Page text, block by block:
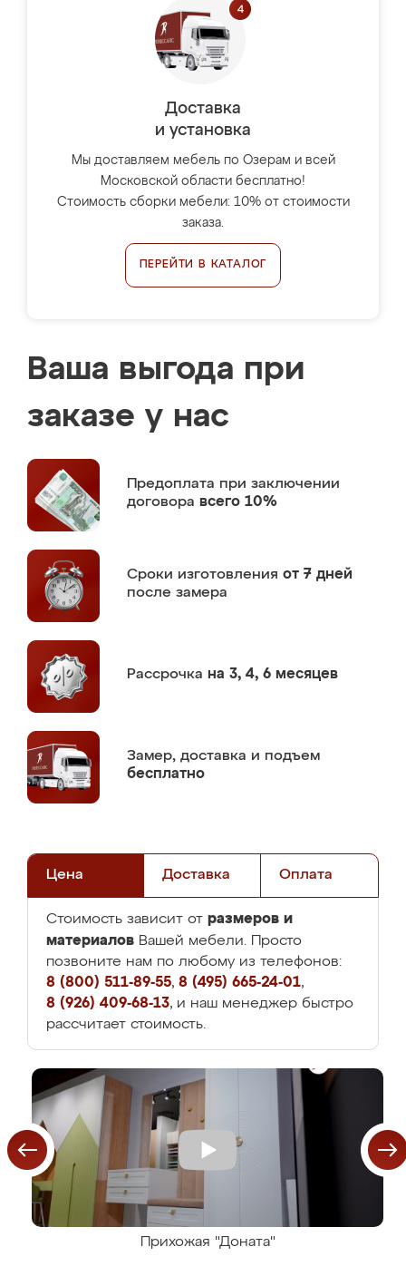
Доставка
и установка
Мы доставляем мебель по Озерам и всей
Московской области бесплатно!
Стоимость сборки мебели: 10% от стоимости
заказа.
ПЕРЕЙТИ В КАТАЛОГ
Ваша выгода при
заказе у нас
Предоплата при заключении
договора всего 10%
Сроки изготовления от 7 дней
после замера
Рассрочка на 3, 4, 6 месяцев
Замер, доставка и подъем
бесплатно
Цена Доставка Оплата
Стоимость зависит от размеров и
материалов Вашей мебели. Просто
позвоните нам по любому из телефонов:
8 (800) 511-89-55, 8 (495) 665-24-01,
8 (926) 409-68-13, и наш менеджер быстро
рассчитает стоимость.
Прихожая "Доната"